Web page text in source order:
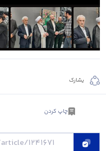
يشارك
چاپ کردن